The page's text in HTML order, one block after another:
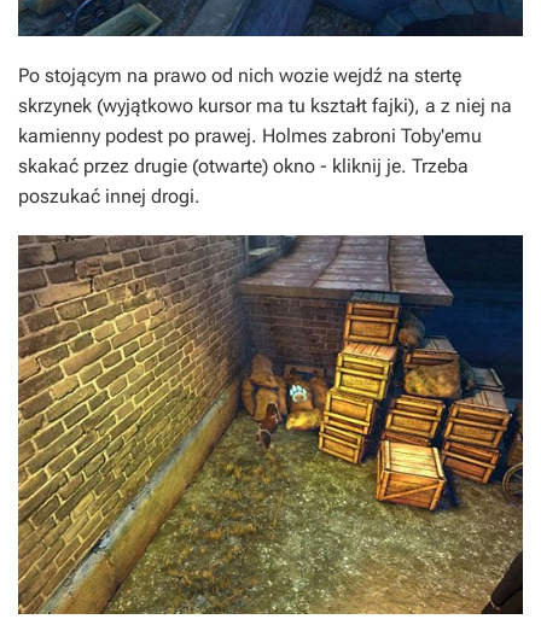
Po stojącym na prawo od nich wozie wejdź na stertę
skrzynek (wyjątkowo kursor ma tu kształt fajki), a z niej na
kamienny podest po prawej. Holmes zabroni Toby'emu
skakać przez drugie (otwarte) okno - kliknij je. Trzeba
poszukać innej drogi.